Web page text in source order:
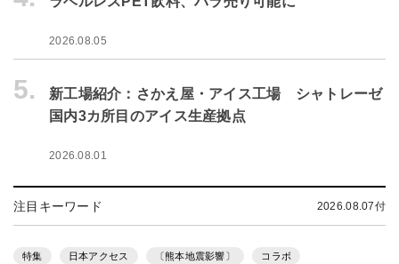
2026.08.05
5.
新工場紹介：さかえ屋・アイス工場 シャトレーゼ
国内3カ所目のアイス生産拠点
2026.08.01
注目キーワード 2026.08.07付
特集 日本アクセス 〔熊本地震影響〕 コラボ